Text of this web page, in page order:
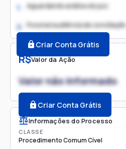
R$Valor da Ação
Valor não informado
Criar Conta Grátis
Informações do Processo
CLASSE
Procedimento Comum Cível
1. Aguardando análise do juiz
2. Possível audiência de conciliação
Criar Conta Grátis